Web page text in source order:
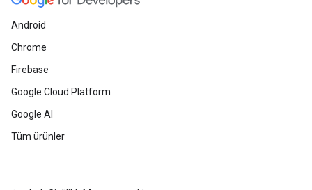
Android
Chrome
Firebase
Google Cloud Platform
Google AI
Tüm ürünler